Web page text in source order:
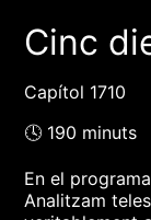
00:00
Cinc
Capítol 1710
🕓 190 minuts
En el
Analitzam